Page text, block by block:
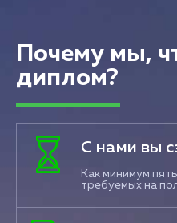
Почему мы,
диплом?
С нами вы
Как минимум
требуемых на